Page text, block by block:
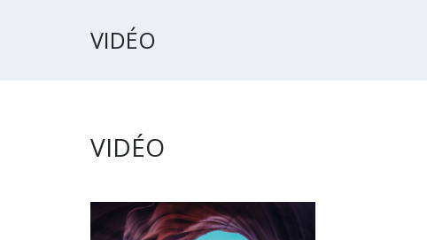
VIDÉO
VIDÉO